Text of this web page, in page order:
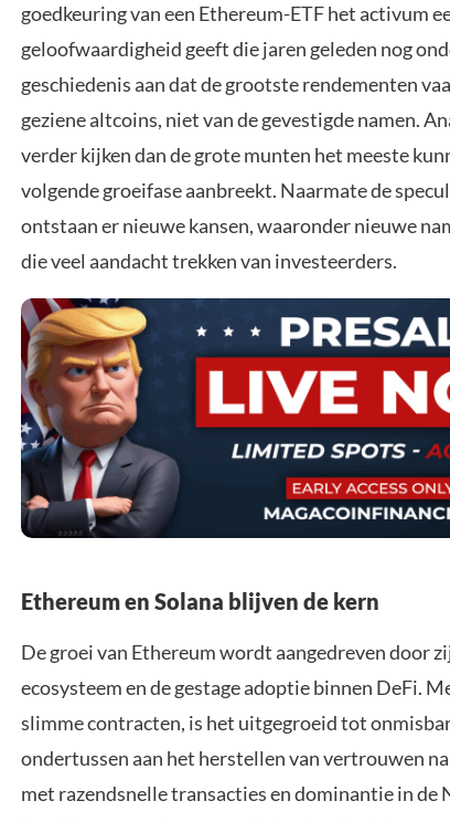
goedkeuring van een Ethereum-ETF het activum
geloofwaardigheid geeft die jaren geleden nog
geschiedenis aan dat de grootste rendementen
geziene altcoins, niet van de gevestigde namen.
verder kijken dan de grote munten het meeste
volgende groeifase aanbreekt. Naarmate de
ontstaan er nieuwe kansen, waaronder nieuwe
die veel aandacht trekken van investeerders.
Ethereum en Solana blijven de kern
De groei van Ethereum wordt aangedreven door
ecosysteem en de gestage adoptie binnen DeFi.
slimme contracten, is het uitgegroeid tot
ondertussen aan het herstellen van vertrouwen
met razendsnelle transacties en dominantie in de